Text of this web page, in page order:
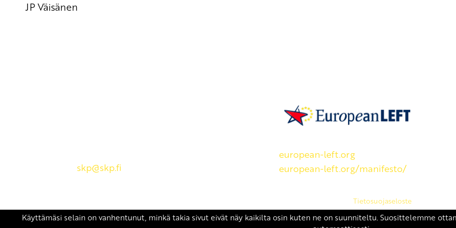
JP Väisänen
skp@skp.fi
european-left.org
european-left.org/manifesto/
Tietosuojaseloste